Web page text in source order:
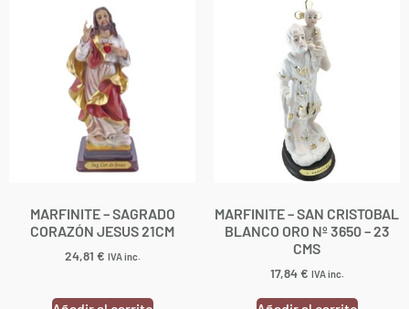
MARFINITE – SAGRADO
CORAZÓN JESUS 21CM
24,81 € IVA inc.
MARFINITE – SAN CRISTOBAL
BLANCO ORO Nº 3650 – 23
CMS
17,84€ IVA inc.